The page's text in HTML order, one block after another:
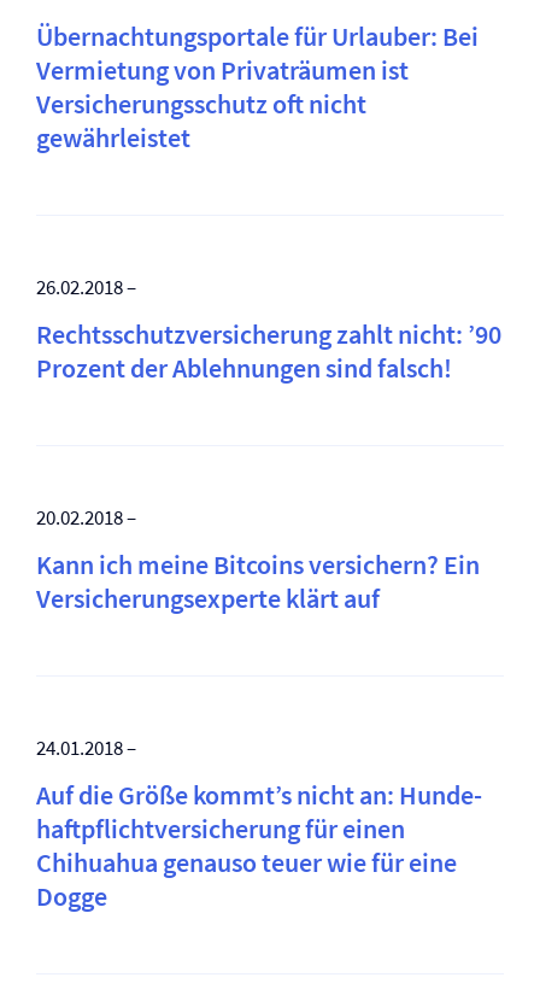
Übernachtungsportale für Urlauber: Bei
Vermietung von Privaträumen ist
Versicherungsschutz oft nicht
gewährleistet
26.02.2018 –
Rechtsschutz­versicherung zahlt nicht: ’90
Prozent der Ablehnungen sind falsch!
20.02.2018 –
Kann ich meine Bitcoins versichern? Ein
Versicherungsexperte klärt auf
24.01.2018 –
Auf die Größe kommt’s nicht an: Hunde­
haftpflicht­versicherung für einen
Chihuahua genauso teuer wie für eine
Dogge